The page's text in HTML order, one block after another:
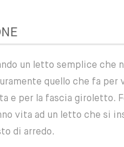
un letto semplice che
quello che fa per
e per la fascia giroletto.
vita ad un letto che si
di arredo.